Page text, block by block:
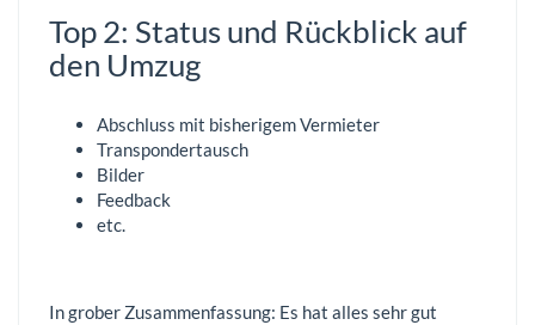
Top 2: Status und Rückblick auf
den Umzug
Abschluss mit bisherigem Vermieter
Transpondertausch
Bilder
Feedback
etc.
In grober Zusammenfassung: Es hat alles sehr gut